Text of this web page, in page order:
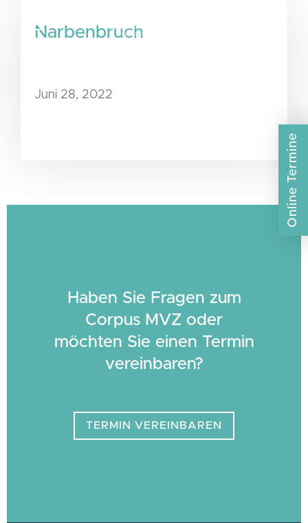
Narbenbruch
Juni 28, 2022
Haben Sie Fragen zum
Corpus MVZ oder
möchten Sie einen Termin
vereinbaren?
TERMIN VEREINBAREN
Online Termine